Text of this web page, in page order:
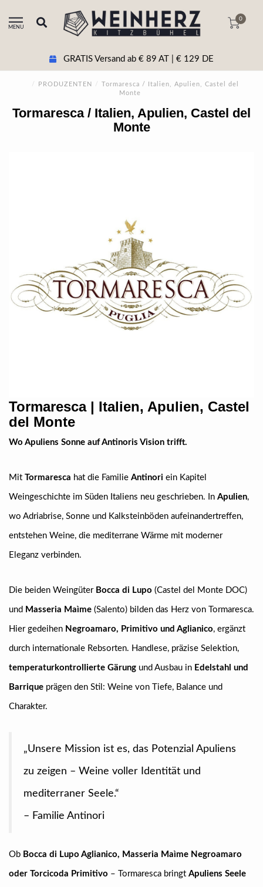
MENU
0
GRATIS Versand ab € 89 AT | € 129 DE
/ PRODUZENTEN /
Tormaresca / Italien, Apulien, Castel del
Monte
Tormaresca / Italien, Apulien, Castel del
Monte
Tormaresca | Italien, Apulien, Castel
del Monte
Wo Apuliens Sonne auf Antinoris Vision trifft.
Mit Tormaresca hat die Familie Antinori ein Kapitel
Weingeschichte im Süden Italiens neu geschrieben. In Apulien,
wo Adriabrise, Sonne und Kalksteinböden aufeinandertreffen,
entstehen Weine, die mediterrane Wärme mit moderner
Eleganz verbinden.
Die beiden Weingüter Bocca di Lupo (Castel del Monte DOC)
und Masseria Maìme (Salento) bilden das Herz von Tormaresca.
Hier gedeihen Negroamaro, Primitivo und Aglianico, ergänzt
durch internationale Rebsorten. Handlese, präzise Selektion,
temperaturkontrollierte Gärung und Ausbau in Edelstahl und
Barrique prägen den Stil: Weine von Tiefe, Balance und
Charakter.
„Unsere Mission ist es, das Potenzial Apuliens
zu zeigen – Weine voller Identität und
mediterraner Seele.“
– Familie Antinori
Ob Bocca di Lupo Aglianico, Masseria Maìme Negroamaro
oder Torcicoda Primitivo – Tormaresca bringt Apuliens Seele